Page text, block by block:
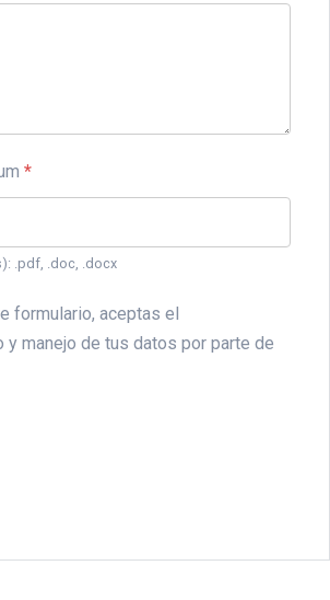
*
.pdf, .doc, .docx
formulario, aceptas el
y manejo de tus datos por parte de